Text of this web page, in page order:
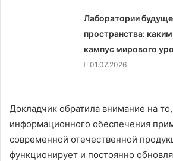
Лаборатории
пространства:
кампус мирового
01.07.2026
Докладчик обратила внимание на
информационного обеспечения
современной отечественной
функционирует и постоянно